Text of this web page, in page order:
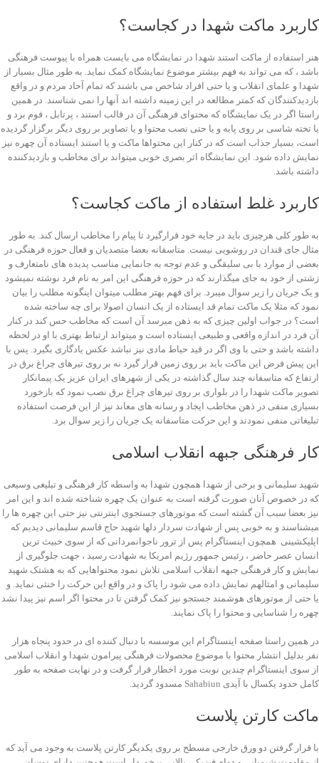
کاربرد ماکت شهدا در کجاست؟
هنر استفاده از ماکت استند شهدا در نمایشگاه می بایست همراه با پیوست فرهنگی
باشد ، که می تواند به فهم بیشتر موضوع نمایشگاه کمک نماید. به طور مثال بسیار از
شهدا و علمای انقلاب و یا حتی افراد شاخص می باشند که تمام آحاد مردم و در واقع
بازدیدکنندگان که کمتر مطالعه در این زمینه داشته اند آنها را نمی شناسند. در همین
راستا اگر در یک نمایشگاه که محتوای فرهنگی آن در قالب استند ، پرتابل ، فوم برد و
یا تخته شاسی بر روی پایه و یا حتی نصب محتوا و یا تصاویر بر روی دیگر برگزار گردیده
است، بسیار جذاب است که در کنار این محتواها ماکت و یا استند ایستاده آن چهره نیز
نمایش داده شود. این نمایشگاه اثر بصری خوبی میتواند برای مخاطب و بازدیدکننده
داشته باشد.
کاربرد غلط استفاده از ماکت کجاست؟
به طور کلی هرچیزی باید در جایه خود قرارگیرد تا پیام را مخاطب ارسال کند. به طور
مثال جای قندان در روشویی نیست. متاسفانه بعضا متصدیان و فعال حوزه فرهنگی در
بعضی از موارد با بی سلیقگی و عدم توجه به جانمایی مناسب پدیده های نامتعارف و
زشتی از خود به جای میگذارند که در حوزه فرهنگی این امر به نام فرد نوشته نمیشود
و یک جریان را زیر سوال میبرد. برای فهم بهتر مطلب میتوان اینگونه مطلب را بیان
نمود که مثلا یک ماکت تمام قد ایستاده از یک انسان اصولا برای چه ساخته شده
است؟ در جواب اولین چیزی که به ذهن میرسد آن است که مخاطب حس کند در کنار
آن فرد در اندازه واقعی و طبیعی ایستاده است و میتواند ارتباط بهتری با او در لحظه
داشته باشد و حتی با وی اگر در قید حیاط مادی نیز نباشد عکس یادگاری بگیرد. پس با
این پیش فرض این ماکت باید بر روی زمین قرار گیرد نه بر روی تیرهای چراغ برق در
ارتفاع که متاسفانه چند سال گذاشته در یکی از شهرهای ایران عزیز یک پیمانکار
تصویر ماکت شهدا را در بلواری بر روی تیرهای چراغ برق نصب نمود که بازخورد
بسیاری منفی در ذهن مخاطب ایجاد و رسانه های معاند نیز از این فرصت استفاده
تبلیغاتی منفی نمودند و این حرکت متاسفانه یک جریان را زیر سوال برد.
کار فرهنگی جبهه انقلاب اسلامی
شهید سلیمانی و برخی از شهدا همچون شهدا به واسطه کار فرهنگی و تبلیغی وسیعی
که در خصوص آنان صورت گرفته است به عنوان یک چهره شناخته شده اند و این امر
نیز بعضا سبب آن گشته است که موتورهای جستجوی اینترنتی نیز حتی این چهره ها را
میشناسند و به خوبی پس از شهادت سردار دلها شهید حاج قاسم سلیمانی دیدیم که
اپلیکشینی همچون اینستاگرام پس از ترور ناجوانمردانی که از سوی خبیث ترین
انسان عصر حاضر ، رئیس جمهور رژیم امریکا به شهادت رسید ، جهت جلوگیری از
نمایش و کار فرهنگی جبهه انقلاب اسلامی تلاش نمود محتواهایی که به هشتک شهید
سلیمانی و امثالهم نمایش داده می شود را پاک و در واقع این حرکت را خنثی نماید. و
یا حتی از موتورهای هوشمند جستجو نیز کمک گرفتن تا در محتوا اگر اسم نیز پیدا نشد
چهره را شناسایی و محتوا را پاک نمایند.
در همین راستا صفحه اینستاگرام این موسسه با دنبال کننده ای در حدود پنجاه هزار
نفر بدلیل انتشار محتوا با موضوع محصولات فرهنگی پیرامون شهدا و انقلاب اسلامی
از سوی اینستاگرام چندین نوبت مورد اخطار قرار گرفت و در نهایت صفحه به طور
کامل حدود یکسال با آیدی Sahabiun مسدود گردید.
ماکت کارتن پلاست
با قرار گرفتن دو ورق خارجی مسطح بر روی یکدیگر کارتن پلاست به وجود می آید که